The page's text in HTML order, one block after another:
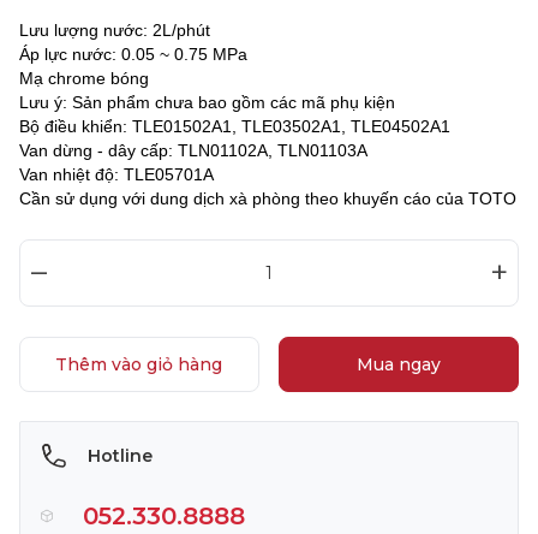
Lưu lượng nước: 2L/phút
Áp lực nước: 0.05 ~ 0.75 MPa
Mạ chrome bóng
Lưu ý: Sản phẩm chưa bao gồm các mã phụ kiện
Bộ điều khiển: TLE01502A1, TLE03502A1, TLE04502A1
Van dừng - dây cấp: TLN01102A, TLN01103A
Van nhiệt độ: TLE05701A
Cần sử dụng với dung dịch xà phòng theo khuyến cáo của TOTO
– +
Thêm vào giỏ hàng Mua ngay
Hotline
052.330.8888